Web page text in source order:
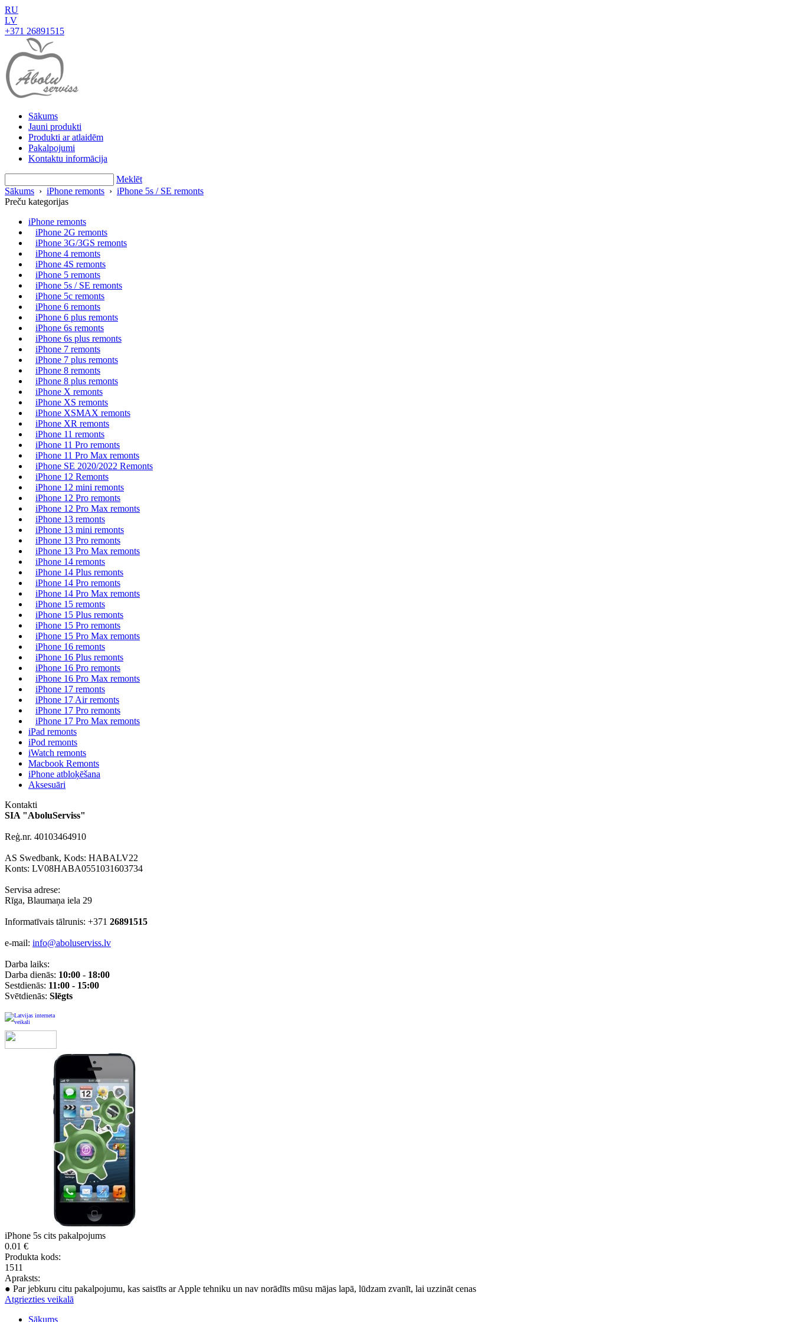
RU
LV
+371 26891515
Sākums
Jauni produkti
Produkti ar atlaidēm
Pakalpojumi
Kontaktu informācija
Meklēt
Sākums › iPhone remonts › iPhone 5s / SE remonts
Preču kategorijas
iPhone remonts
iPhone 2G remonts
iPhone 3G/3GS remonts
iPhone 4 remonts
iPhone 4S remonts
iPhone 5 remonts
iPhone 5s / SE remonts
iPhone 5c remonts
iPhone 6 remonts
iPhone 6 plus remonts
iPhone 6s remonts
iPhone 6s plus remonts
iPhone 7 remonts
iPhone 7 plus remonts
iPhone 8 remonts
iPhone 8 plus remonts
iPhone X remonts
iPhone XS remonts
iPhone XSMAX remonts
iPhone XR remonts
iPhone 11 remonts
iPhone 11 Pro remonts
iPhone 11 Pro Max remonts
iPhone SE 2020/2022 Remonts
iPhone 12 Remonts
iPhone 12 mini remonts
iPhone 12 Pro remonts
iPhone 12 Pro Max remonts
iPhone 13 remonts
iPhone 13 mini remonts
iPhone 13 Pro remonts
iPhone 13 Pro Max remonts
iPhone 14 remonts
iPhone 14 Plus remonts
iPhone 14 Pro remonts
iPhone 14 Pro Max remonts
iPhone 15 remonts
iPhone 15 Plus remonts
iPhone 15 Pro remonts
iPhone 15 Pro Max remonts
iPhone 16 remonts
iPhone 16 Plus remonts
iPhone 16 Pro remonts
iPhone 16 Pro Max remonts
iPhone 17 remonts
iPhone 17 Air remonts
iPhone 17 Pro remonts
iPhone 17 Pro Max remonts
iPad remonts
iPod remonts
iWatch remonts
Macbook Remonts
iPhone atbloķēšana
Aksesuāri
Kontakti
SIA "AboluServiss"
Reģ.nr. 40103464910
AS Swedbank, Kods: HABALV22
Konts: LV08HABA0551031603734
Servisa adrese:
Rīga, Blaumaņa iela 29
Informatīvais tālrunis: +371 26891515
e-mail: info@aboluserviss.lv
Darba laiks:
Darba dienās: 10:00 - 18:00
Sestdienās: 11:00 - 15:00
Svētdienās: Slēgts
iPhone 5s cits pakalpojums
0.01 €
Produkta kods:
1511
Apraksts:
● Par jebkuru citu pakalpojumu, kas saistīts ar Apple tehniku un nav norādīts mūsu mājas lapā, lūdzam zvanīt, lai uzzināt cenas
Atgriezties veikalā
Sākums